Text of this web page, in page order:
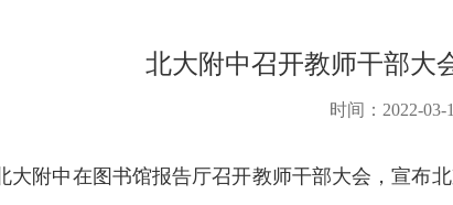
北大附中召开教师干部大
时间：2022-03-
大附中在图书馆报告厅召开教师干部大会，宣布